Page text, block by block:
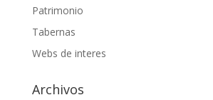
Patrimonio
Tabernas
Webs de interes
Archivos